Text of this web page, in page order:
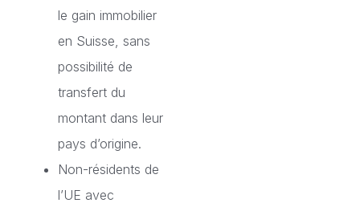
le gain immobilier
en Suisse, sans
possibilité de
transfert du
montant dans leur
pays d’origine.
Non-résidents de
l’UE avec